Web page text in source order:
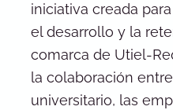
iniciativa creada
el desarrollo y la
comarca de Utiel-
la colaboración
universitario, las